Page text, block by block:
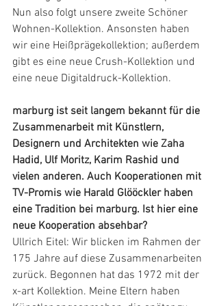
Nun also folgt unsere zweite Schöner
Wohnen-Kollektion. Ansonsten haben
wir eine Heißprägekollektion; außerdem
gibt es eine neue Crush-Kollektion und
eine neue Digitaldruck-Kollektion.
marburg ist seit langem bekannt für die
Zusammenarbeit mit Künstlern,
Designern und Architekten wie Zaha
Hadid, Ulf Moritz, Karim Rashid und
vielen anderen. Auch Kooperationen mit
TV-Promis wie Harald Glööckler haben
eine Tradition bei marburg. Ist hier eine
neue Kooperation absehbar?
Ullrich Eitel: Wir blicken im Rahmen der
175 Jahre auf diese Zusammenarbeiten
zurück. Begonnen hat das 1972 mit der
x-art Kollektion. Meine Eltern haben